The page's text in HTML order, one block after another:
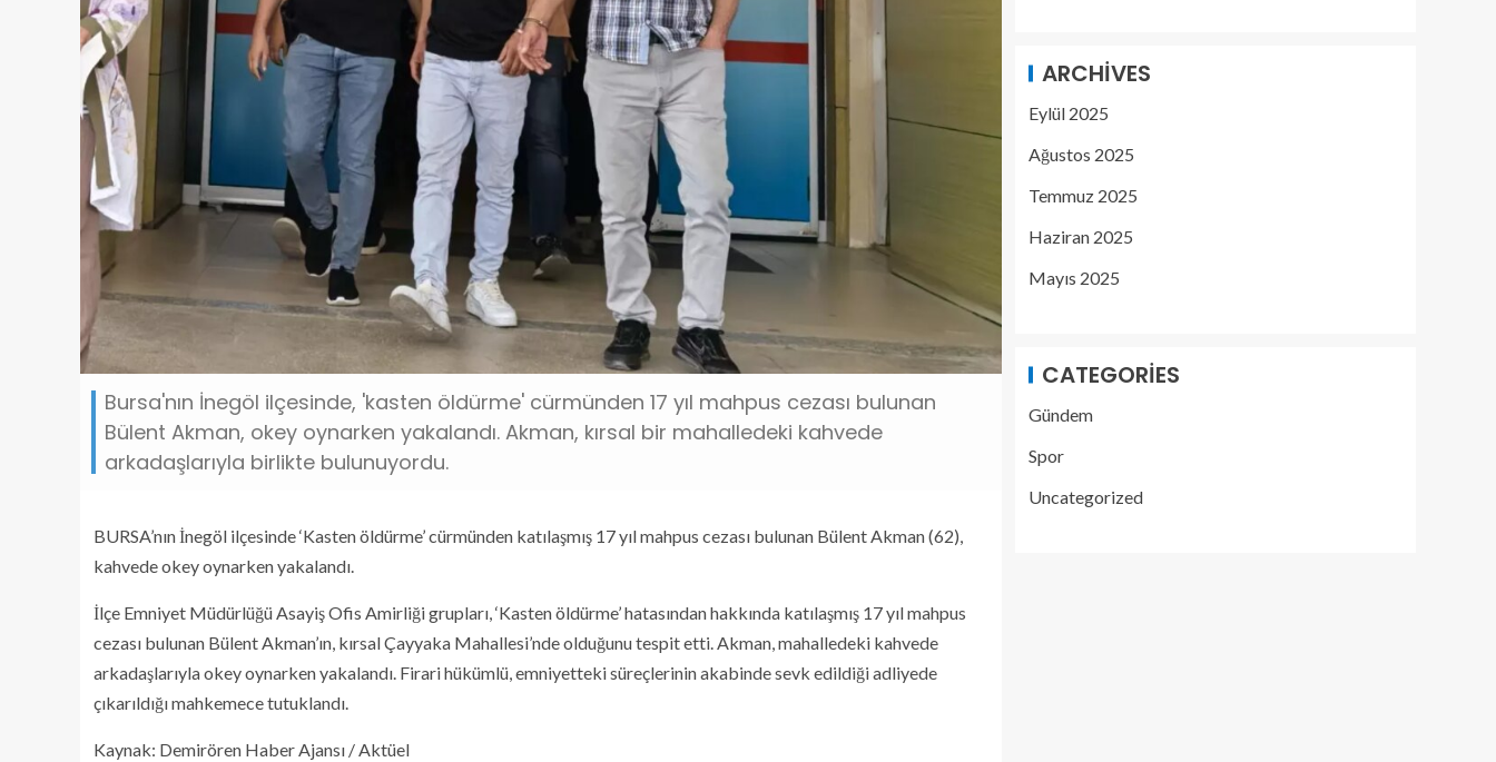
Bursa'nın İnegöl ilçesinde, 'kasten öldürme' cürmünden 17 yıl mahpus cezası bulunan
Bülent Akman, okey oynarken yakalandı. Akman, kırsal bir mahalledeki kahvede
arkadaşlarıyla birlikte bulunuyordu.
BURSA’nın İnegöl ilçesinde ‘Kasten öldürme’ cürmünden katılaşmış 17 yıl mahpus cezası bulunan Bülent Akman (62),
kahvede okey oynarken yakalandı.
İlçe Emniyet Müdürlüğü Asayiş Ofis Amirliği grupları, ‘Kasten öldürme’ hatasından hakkında katılaşmış 17 yıl mahpus
cezası bulunan Bülent Akman’ın, kırsal Çayyaka Mahallesi’nde olduğunu tespit etti. Akman, mahalledeki kahvede
arkadaşlarıyla okey oynarken yakalandı. Firari hükümlü, emniyetteki süreçlerinin akabinde sevk edildiği adliyede
çıkarıldığı mahkemece tutuklandı.
Kaynak: Demirören Haber Ajansı / Aktüel
ARCHIVES
Eylül 2025
Ağustos 2025
Temmuz 2025
Haziran 2025
Mayıs 2025
CATEGORIES
Gündem
Spor
Uncategorized